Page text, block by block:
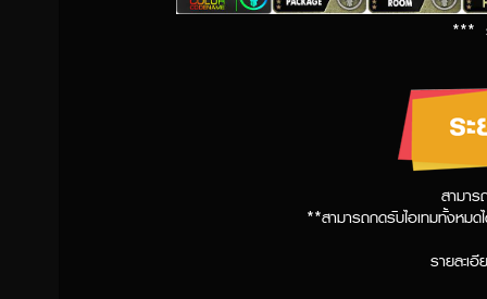
***
สามา
**สามารถกดรับไอเทมทั้งหม
รายละเ